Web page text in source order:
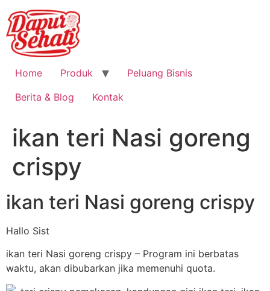
Home Produk
Peluang Bisnis
Berita & Blog
Kontak
ikan teri Nasi goreng
crispy
ikan teri Nasi goreng crispy
Hallo Sist
ikan teri Nasi goreng crispy – Program ini berbatas
waktu, akan dibubarkan jika memenuhi quota.